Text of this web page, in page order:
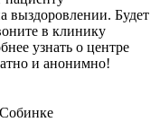
выздоровлении. Будет
в клинику
узнать о центре
и анонимно!